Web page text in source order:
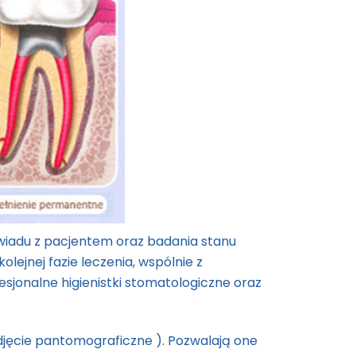
z pacjentem oraz badania stanu
fazie leczenia, wspólnie z
higienistki stomatologiczne oraz
pantomograficzne ). Pozwalają one